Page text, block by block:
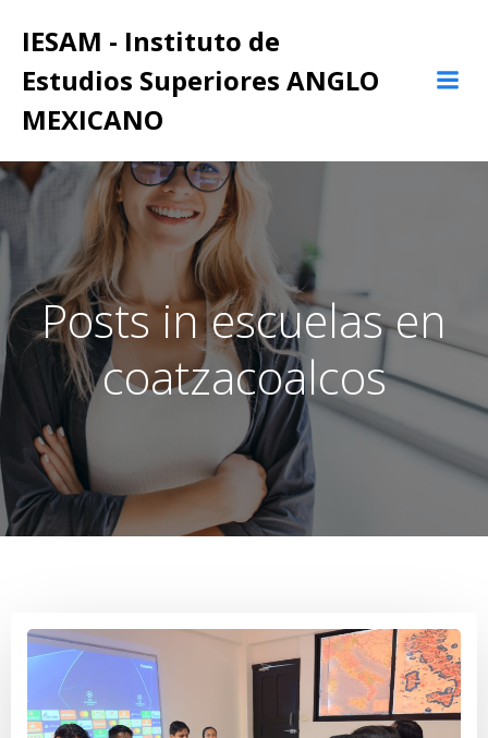
al
IESAM - Instituto de
Estudios Superiores ANGLO
MEXICANO
Posts in escuelas en
coatzacoalcos